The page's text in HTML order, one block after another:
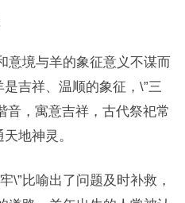
意境与羊的象征意义不谋而
吉祥、温顺的象征，\”三
音，寓意吉祥，古代祭祀常
地神灵。
\”比喻出了问题及时补救，